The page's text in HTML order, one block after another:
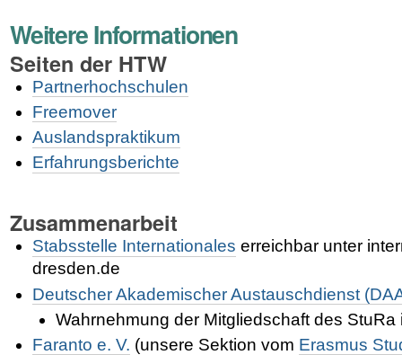
Weitere Informationen
Seiten der HTW
Partnerhochschulen
Freemover
Auslandspraktikum
Erfahrungsberichte
Zusammenarbeit
Stabsstelle Internationales erreichbar unter
dresden.de
Deutscher Akademischer Austauschdienst
Wahrnehmung der Mitgliedschaft des StuRa
Faranto e. V. (unsere Sektion vom Erasmus